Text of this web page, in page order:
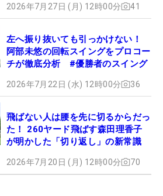
2026年7月27日 (月) 12時00分 41
左へ振り抜いても引っかけない！
阿部未悠の回転スイングをプロコー
チが徹底分析 #優勝者のスイング
2026年7月22日 (水) 12時00分 36
飛ばない人は腰を先に切るからだっ
た！ 260ヤード飛ばす森田理香子
が明かした「切り返し」の新常識
2026年7月20日 (月) 12時00分 70